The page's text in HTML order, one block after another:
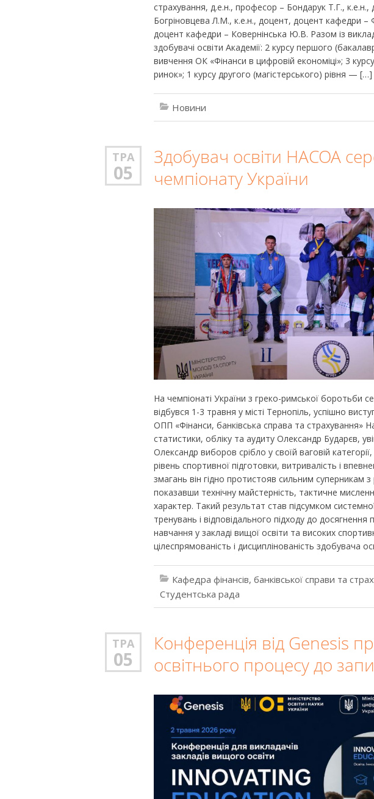
страхування, д.е.н., професор – Бондарук Т.Г.,
Богріновцева Л.М., к.е.н., доцент, доцент кафедри –
доцент кафедри – Ковернінська Ю.В. Разом із
здобувачі освіти Академії: 2 курсу першого
вивчення ОК «Фінанси в цифровій економіці»; 3
ринок»; 1 курсу другого (магістерського) рівня — […]
Новини
ТРА
05
Здобувач освіти НАСОА
чемпіонату України
На чемпіонаті України з греко-римської боротьби
відбувся 1-3 травня у місті Тернопіль, успішно
ОПП «Фінанси, банківська справа та страхування»
статистики, обліку та аудиту Олександр Бударєв,
Олександр виборов срібло у своїй ваговій
рівень спортивної підготовки, витривалість і
змагань він гідно протистояв сильним суперникам з
показавши технічну майстерність, тактичне
характер. Такий результат став підсумком
тренувань і відповідального підходу до
навчання у закладі вищої освіти та високих
цілеспрямованість і дисциплінованість здобувача
Кафедра фінансів, банківської справи та
Студентська рада
ТРА
05
Конференція від Genesis
освітнього процесу до